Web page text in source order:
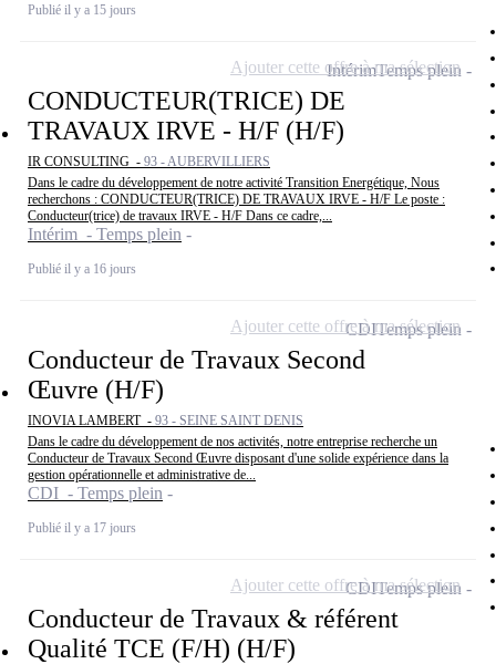
Publié il y a 15 jours
CONDUCTEUR(TRICE) DE
TRAVAUX IRVE - H/F (H/F)
IR CONSULTING - 93 - AUBERVILLIERS
Dans le cadre du développement de notre activité Transition Energétique, Nous
recherchons : CONDUCTEUR(TRICE) DE TRAVAUX IRVE - H/F Le poste :
Conducteur(trice) de travaux IRVE - H/F Dans ce cadre,...
Intérim - Temps plein
Publié il y a 16 jours
IntérimTemps plein
Ajouter cette offre à ma sélection
Conducteur de Travaux Second
Œuvre (H/F)
INOVIA LAMBERT - 93 - SEINE SAINT DENIS
Dans le cadre du développement de nos activités, notre entreprise recherche un
Conducteur de Travaux Second Œuvre disposant d'une solide expérience dans la
gestion opérationnelle et administrative de...
CDI - Temps plein
Publié il y a 17 jours
CDITemps plein
Ajouter cette offre à ma sélection
Conducteur de Travaux & référent
Qualité TCE (F/H) (H/F)
CDITemps plein
Ajouter cette offre à ma sélection